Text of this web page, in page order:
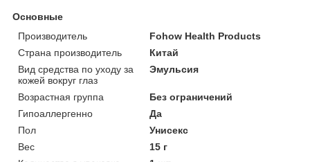
Основные
Производитель
Fohow Health Products
Страна производитель
Китай
Вид средства по уходу за
кожей вокруг глаз
Эмульсия
Возрастная группа
Без ограничений
Гипоаллергенно
Да
Пол
Унисекс
Вес
15 г